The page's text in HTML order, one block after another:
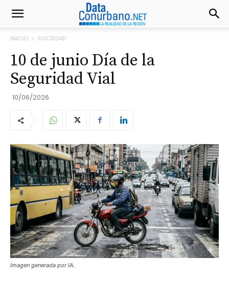
INICIO SOCIEDAD
10 de junio Día de la
Seguridad Vial
10/06/2026
Imagen generada por IA.